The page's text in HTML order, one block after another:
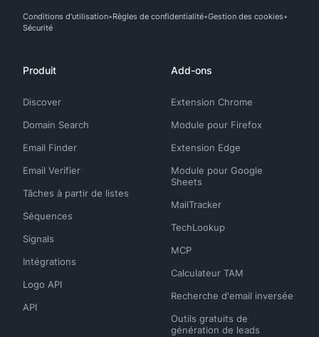
Conditions d'utilisation Règles de confidentialité Gestion des cookies
Sécurité
Produit
Discover
Domain Search
Email Finder
Email Verifier
Tâches à partir de listes
Séquences
Signals
Intégrations
Logo API
API
Add-ons
Extension Chrome
Module pour Firefox
Extension Edge
Module pour Google
Sheets
MailTracker
TechLookup
MCP
Calculateur TAM
Recherche d'email inversée
Outils gratuits de
génération de leads